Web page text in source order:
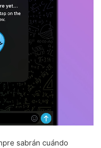
sabrán cuándo